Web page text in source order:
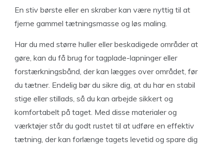
En stiv børste eller en skraber kan være nyttig til at
fjerne gammel tætningsmasse og løs maling.
Har du med større huller eller beskadigede områder at
gøre, kan du få brug for tagplade-lapninger eller
forstærkningsbånd, der kan lægges over området, før
du tætner. Endelig bør du sikre dig, at du har en stabil
stige eller stillads, så du kan arbejde sikkert og
komfortabelt på taget. Med disse materialer og
værktøjer står du godt rustet til at udføre en effektiv
tætning, der kan forlænge tagets levetid og spare dig